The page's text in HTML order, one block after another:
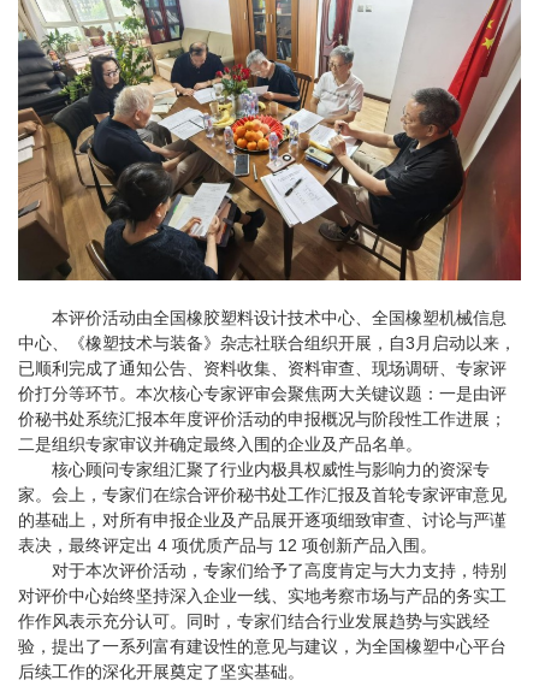
本评价活动由全国橡胶塑料设计技术中心、全国橡塑机械信息
中心、《橡塑技术与装备》杂志社联合组织开展，自3月启动以来，
已顺利完成了通知公告、资料收集、资料审查、现场调研、专家评
价打分等环节。本次核心专家评审会聚焦两大关键议题：一是由评
价秘书处系统汇报本年度评价活动的申报概况与阶段性工作进展；
二是组织专家审议并确定最终入围的企业及产品名单。
核心顾问专家组汇聚了行业内极具权威性与影响力的资深专
家。会上，专家们在综合评价秘书处工作汇报及首轮专家评审意见
的基础上，对所有申报企业及产品展开逐项细致审查、讨论与严谨
表决，最终评定出 4 项优质产品与 12 项创新产品入围。
对于本次评价活动，专家们给予了高度肯定与大力支持，特别
对评价中心始终坚持深入企业一线、实地考察市场与产品的务实工
作作风表示充分认可。同时，专家们结合行业发展趋势与实践经
验，提出了一系列富有建设性的意见与建议，为全国橡塑中心平台
后续工作的深化开展奠定了坚实基础。